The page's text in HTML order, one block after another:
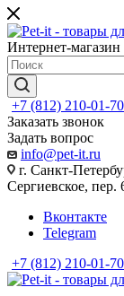
Интернет-
+7 (812) 210-01-70
Заказать звонок
Задать вопрос
info@pet-it.ru
г. Санкт-
Сергиевское,
Вконтакте
Telegram
+7 (812) 210-01-70